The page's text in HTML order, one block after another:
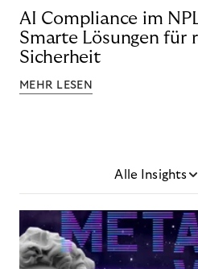
AI Compliance im
Smarte Lösungen für
Sicherheit
MEHR LESEN
Alle Insights